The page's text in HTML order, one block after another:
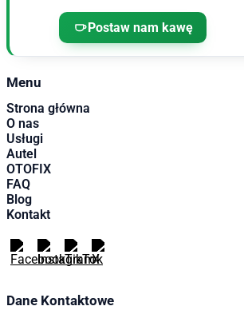
Postaw nam kawę
Menu
Strona główna
O nas
Usługi
Autel
OTOFIX
FAQ
Blog
Kontakt
Dane Kontaktowe